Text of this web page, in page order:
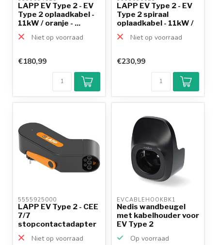
LAPP EV Type 2 - EV
Type 2 oplaadkabel -
11kW / oranje - ...
Niet op voorraad
€180,99
LAPP EV Type 2 - EV
Type 2 spiraal
oplaadkabel - 11kW /
Niet op voorraad
€230,99
5555925000
LAPP EV Type 2 - CEE
7/7
stopcontactadapter
- 2,3kW - 230...
Niet op voorraad
EVCABLEHOOKBK1
Nedis wandbeugel
met kabelhouder voor
EV Type 2
Op voorraad